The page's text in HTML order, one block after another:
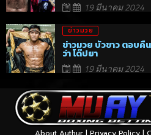
19 มีนาคม 2024
ข่าวมวย
ข่าวมวย บัวขาว ตอบ
ว่า โด๊ปยา
19 มีนาคม 2024